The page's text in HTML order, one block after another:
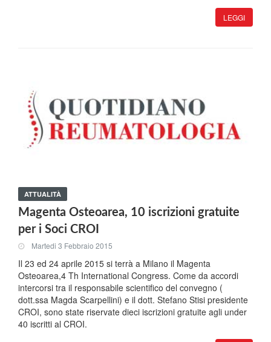
LEGGI
ATTUALITÀ
Magenta Osteoarea, 10 iscrizioni gratuite
per i Soci CROI
Martedi 3 Febbraio 2015
Il 23 ed 24 aprile 2015 si terrà a Milano il Magenta
Osteoarea,4 Th International Congress. Come da accordi
intercorsi tra il responsabile scientifico del convegno (
dott.ssa Magda Scarpellini) e il dott. Stefano Stisi presidente
CROI, sono state riservate dieci iscrizioni gratuite agli under
40 iscritti al CROI.